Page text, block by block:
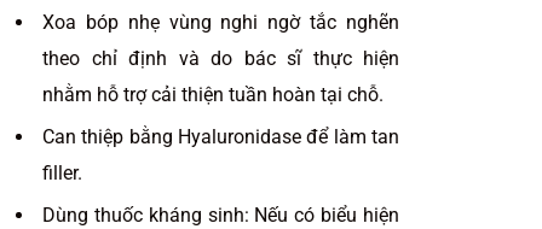
Xoa bóp nhẹ vùng nghi ngờ tắc nghẽn
theo chỉ định và do bác sĩ thực hiện
nhằm hỗ trợ cải thiện tuần hoàn tại chỗ.
Can thiệp bằng Hyaluronidase để làm tan
filler.
Dùng thuốc kháng sinh: Nếu có biểu hiện